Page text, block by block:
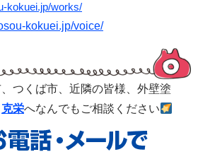
kokuei.jp/works/
kokuei.jp/voice/
つくば市、 近隣の皆様、外壁塗
克栄へなんでもご相談ください